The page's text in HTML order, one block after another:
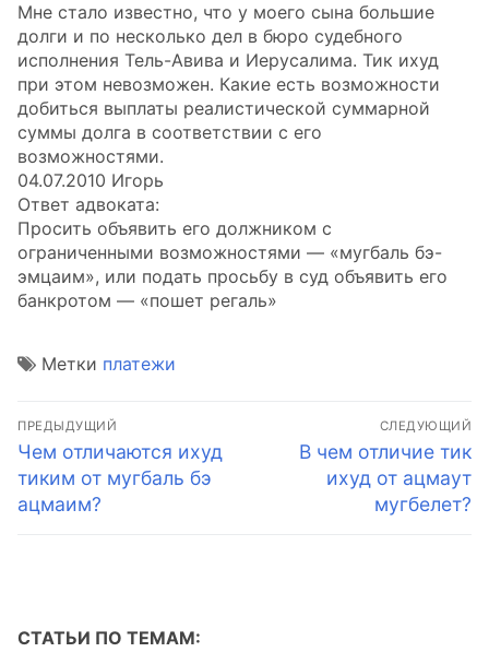
Мне стало известно, что у моего сына большие
долги и по несколько дел в бюро судебного
исполнения Тель-Авива и Иерусалима. Тик ихуд
при этом невозможен. Какие есть возможности
добиться выплаты реалистической суммарной
суммы долга в соответствии с его
возможностями.
04.07.2010 Игорь
Ответ адвоката:
Просить объявить его должником с
ограниченными возможностями — «мугбаль бэ-
эмцаим», или подать просьбу в суд объявить его
банкротом — «пошет регаль»
Метки платежи
Навигация
по
записям
ПРЕДЫДУЩИЙ
Предыдущая
запись:
Чем отличаются ихуд
тиким от мугбаль бэ
ацмаим?
СЛЕДУЮЩИЙ
Следующая
запись:
В чем отличие тик
ихуд от ацмаут
мугбелет?
СТАТЬИ ПО ТЕМАМ: